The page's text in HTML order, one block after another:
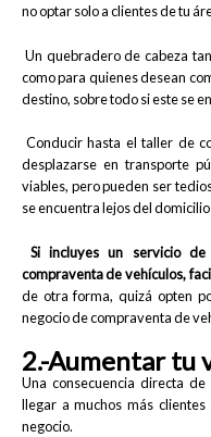
no optar solo a clientes de tu
Un quebradero de cabeza
como para quienes desean
destino, sobre todo si este se
Conducir hasta el taller de
desplazarse en transporte
viables, pero pueden ser
se encuentra lejos del
Si incluyes un servicio
compraventa de vehículos,
de otra forma, quizá opten
negocio de compraventa de
2.-Aumentar tu
Una consecuencia directa
llegar a muchos más
negocio.